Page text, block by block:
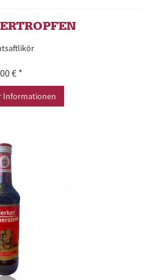
€ *
Informationen